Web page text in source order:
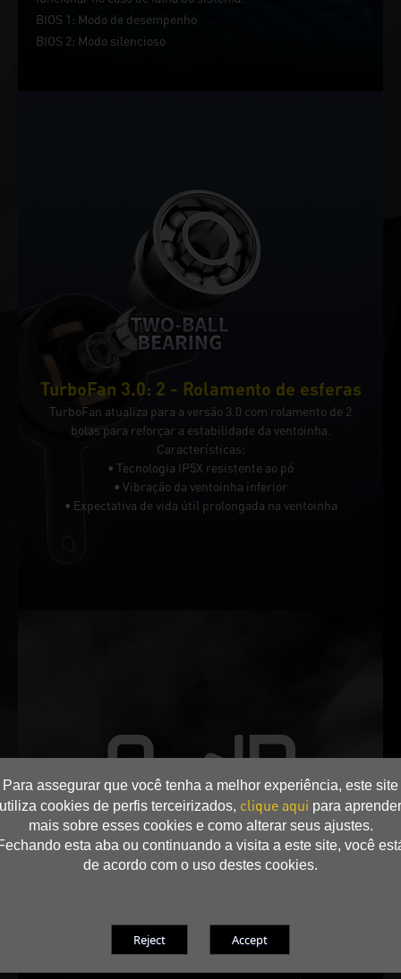
Para assegurar que você tenha a melhor experiência, este site
utiliza cookies de perfis terceirizados, clique aqui para aprender
mais sobre esses cookies e como alterar seus ajustes.
esta aba ou continuando a visita a este site, você
de acordo com o uso destes cookies.
BIOS 1: Modo de desempenho
BIOS 2: Modo silencioso
TurboFan 3.0: 2 - Rolamento de esferas
TurboFan atualiza para a versão 3.0 com rolamento de 2
bolas para reforçar a estabilidade da ventoinha.
Características:
• Tecnologia IP5X resistente ao pó
• Vibração da ventoinha inferior
• Expectativa de vida útil prolongada na ventoinha
As ventoinhas mantêm O Silencioso enquanto você está